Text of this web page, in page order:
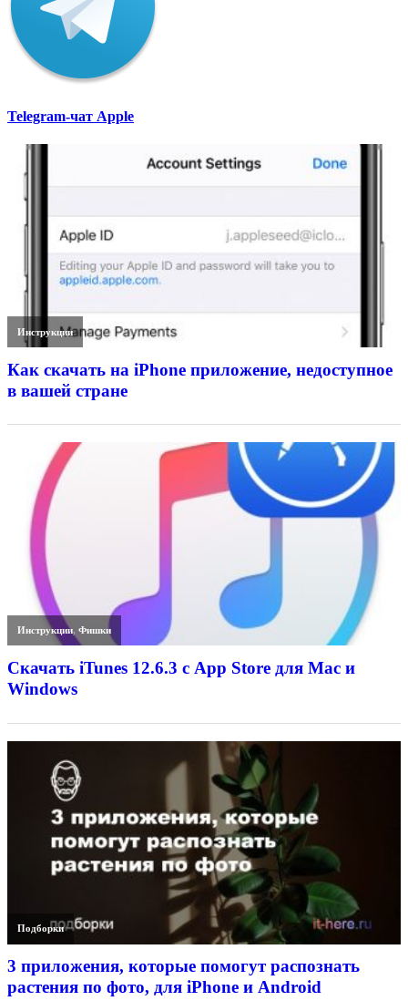
Telegram-чат Apple
Инструкции
Как скачать на iPhone приложение, недоступное
в вашей стране
Инструкции,Фишки
Скачать iTunes 12.6.3 с App Store для Mac и
Windows
Подборки
3 приложения, которые помогут распознать
растения по фото, для iPhone и Android